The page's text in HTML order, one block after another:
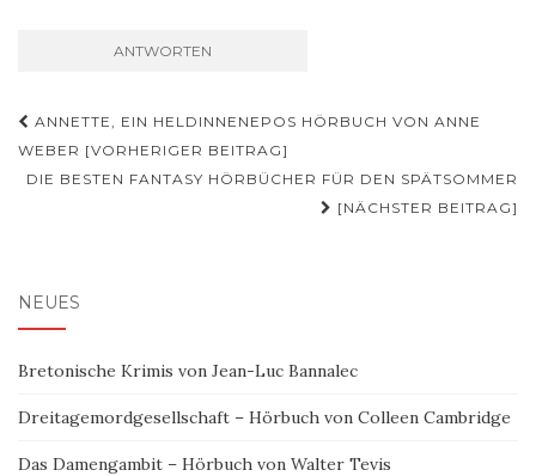
Beitragsnavigation
ANNETTE, EIN HELDINNENEPOS HÖRBUCH VON ANNE
WEBER [VORHERIGER BEITRAG]
DIE BESTEN FANTASY HÖRBÜCHER FÜR DEN SPÄTSOMMER
[NÄCHSTER BEITRAG]
NEUES
Bretonische Krimis von Jean-Luc Bannalec
Dreitagemordgesellschaft – Hörbuch von Colleen Cambridge
Das Damengambit – Hörbuch von Walter Tevis